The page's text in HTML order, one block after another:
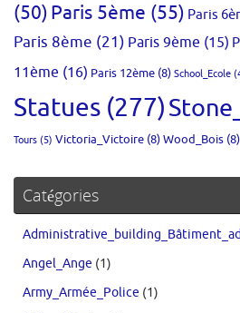
(50)Paris 5ème (55) Paris
Paris 8ème (21) Paris 9ème (15)
11ème (16) Paris 12ème (8) School_Ecole
Statues (277)
Tours (5) Victoria_Victoire (8)Wood_Bois (8)
Catégories
Angel_Ange (1)
Army_Armée_Police (1)